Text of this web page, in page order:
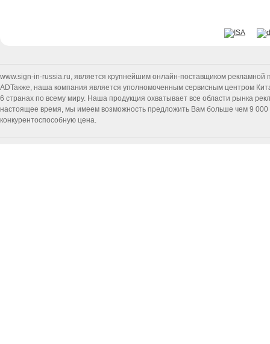
www.sign-in-russia.ru, является крупнейшим онлайн-поставщиком рекламной
ADТакже, наша компания является уполномоченным сервисным центром
6 странах по всему миру. Наша продукция охватывает все области рынка
настоящее время, мы имеем возможность предложить Вам больше чем 9 000
конкурентоспособную цена.